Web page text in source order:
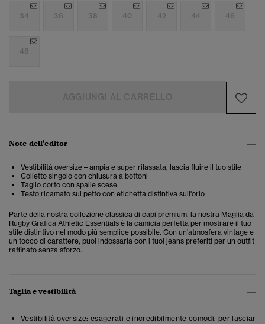
34 36 38 40 42 44 46
48
Note dell'editor
Vestibilità oversize – ampia e super rilassata, lascia fluire il tuo stile
Colletto singolo con chiusura a bottoni
Taglio corto con spalle scese
Testo ricamato sul petto con etichetta distintiva sull'orlo
Parte della nostra collezione classica di capi premium, la nostra Maglia da
Rugby Grafica Athletic Essentials è la camicia perfetta per mostrare il tuo
stile distintivo nel modo più semplice possibile. Con un'atmosfera vintage e
un tocco di carattere, puoi indossarla con i tuoi jeans preferiti per un outfit
raffinato senza sforzo.
Taglia e vestibilità
Vestibilità oversize: esagerati e incredibilmente comodi, per lasciar